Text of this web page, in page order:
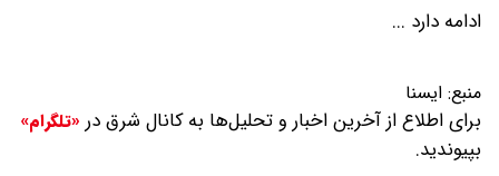
ادامه دارد ...
منبع: ایسنا
برای اطلاع از آخرین اخبار و تحلیل‌ها به کانال شرق در «تلگرام»
بپیوندید.